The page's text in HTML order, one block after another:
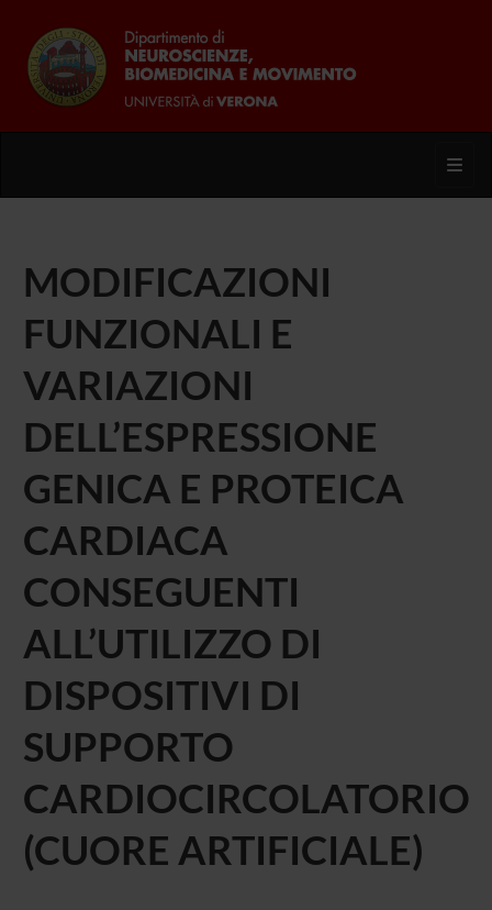
MODIFICAZIONI
FUNZIONALI E
VARIAZIONI
DELL’ESPRESSIONE
GENICA E PROTEICA
CARDIACA
CONSEGUENTI
ALL’UTILIZZO DI
DISPOSITIVI DI
SUPPORTO
CARDIOCIRCOLATORIO
(CUORE ARTIFICIALE)